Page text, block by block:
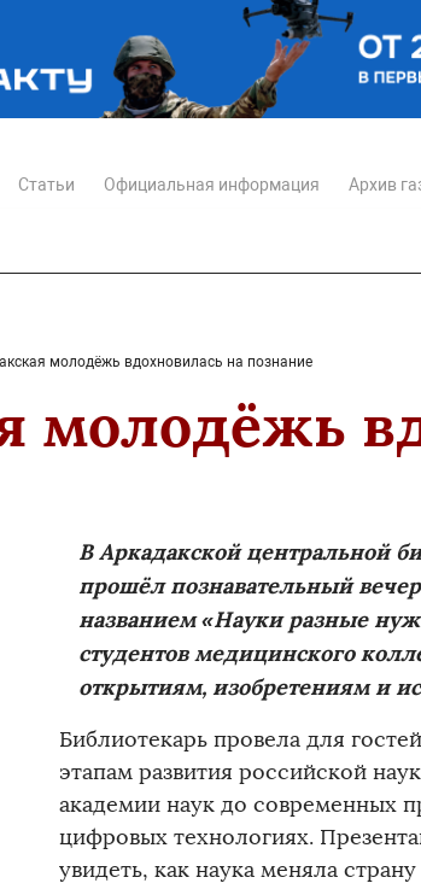
Статьи Официальная информация Архив
молодёжь вдохновилась на познание
молодёжь
В Аркадакской центральной
прошёл познавательный
названием «Науки разные
студентов медицинского
открытиям, изобретениям и
Библиотекарь провела для
этапам развития российской
академии наук до современных
цифровых технологиях.
увидеть, как наука меняла